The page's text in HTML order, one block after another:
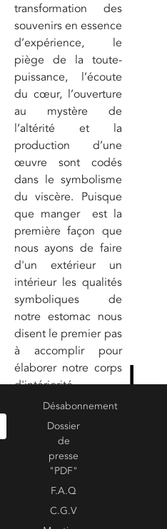
transformation des
souvenirs en essence
d’expérience, le
piège de la toute-
puissance, l’écoute
du cœur, l’ouverture
au mystère de
l’altérité et la
production d’une
œuvre sont codés
dans le symbolisme
du viscère. Puisque
que manger est la
première façon que
nous ayons de faire
d'un extérieur un
intérieur les qualités
symboliques de
notre estomac nous
disent le premier pas
à accomplir pour
élaborer notre corps
d'intériorité,
notamment le long
et difficile travail du
deuil de tous nos
attachements aux
formes extérieures.
Voir les commentaires :
Désabonnement
Dossier
de
presse
"PDF"
F.A.Q
C.G.V